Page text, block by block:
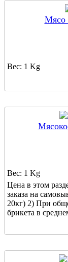
Мясо
Вес: 1 Kg
Вес: 1 Kg
Цена в этом
заказа на
20кг) 2) При
брикета в